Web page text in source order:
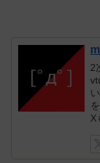
2
X